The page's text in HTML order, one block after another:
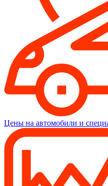
Цены на автомобили и